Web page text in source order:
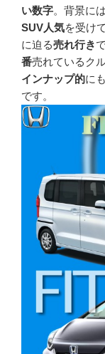
い数字。背景に
SUV人気を受け
に迫る売れ行き
番売れているク
インナップ的に
です。